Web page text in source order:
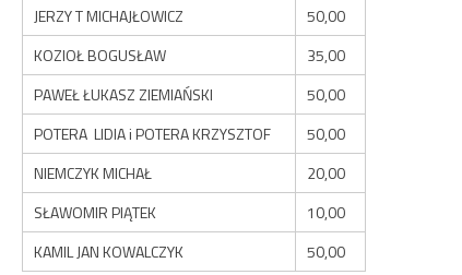
JERZY T MICHAJŁOWICZ
50,00
KOZIOŁ BOGUSŁAW
35,00
PAWEŁ ŁUKASZ ZIEMIAŃSKI
50,00
POTERA LIDIA i POTERA KRZYSZTOF
50,00
NIEMCZYK MICHAŁ
20,00
SŁAWOMIR PIĄTEK
10,00
KAMIL JAN KOWALCZYK
50,00